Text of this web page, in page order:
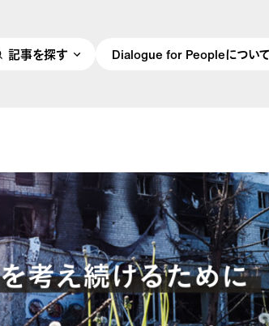
記事を探す Dialogue for Peopleについて